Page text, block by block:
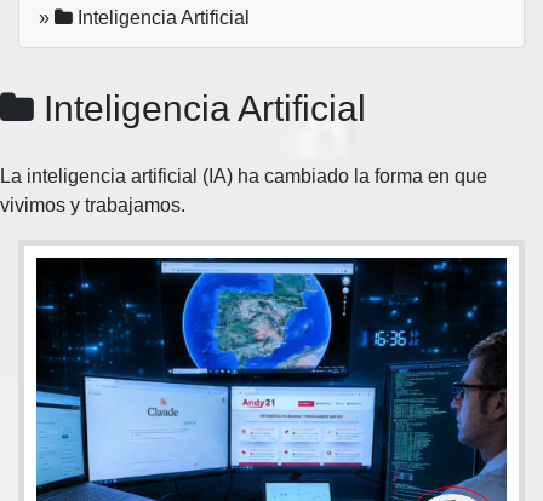
»
Inteligencia Artificial
Inteligencia Artificial
La inteligencia artificial (IA) ha cambiado la forma en que
vivimos y trabajamos.